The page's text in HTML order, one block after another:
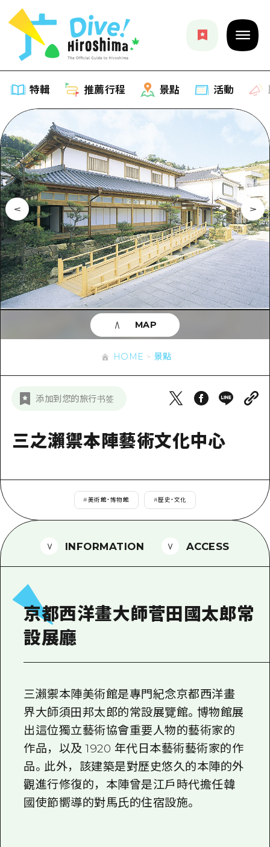
特輯 推薦行程 景點 活動
特輯
列表
推薦
藝術
活動·廟會
美食·酒水
騎自行車
購物
運動
夜晚生活
標準
治癒
自然
推薦行程
列表
Dive! Hiroshima 官方向導
廣島隨意旅行
廣島市內
安芸
答對了
宮島周邊
短途旅行
一日遊
1晚2天
2晚3天
景點
列表
廣島市內
安芸
答對了
美北
東山口
愛媛
活動
即時訊息
有用的信息
列表
超值遊覽門票
廣島免費 Wi-Fi
常見問題
新聞
HOME 景點
添加到您的旅行书签
三之瀨禦本陣藝術文化中心
#美術館・博物館 #歷史・文化
MAP
INFORMATION ACCESS
京都西洋畫大師菅田國太郎常
設展廳
三瀨禦本陣美術館是專門紀念京都西洋畫
界大師須田邦太郎的常設展覽館。博物館展
出這位獨立藝術協會重要人物的藝術家的
作品，以及 1920 年代日本藝術藝術家的作
品。此外，該建築是對歷史悠久的本陣的外
觀進行修復的，本陣曾是江戶時代擔任韓
國使節嚮導的對馬氏的住宿設施。